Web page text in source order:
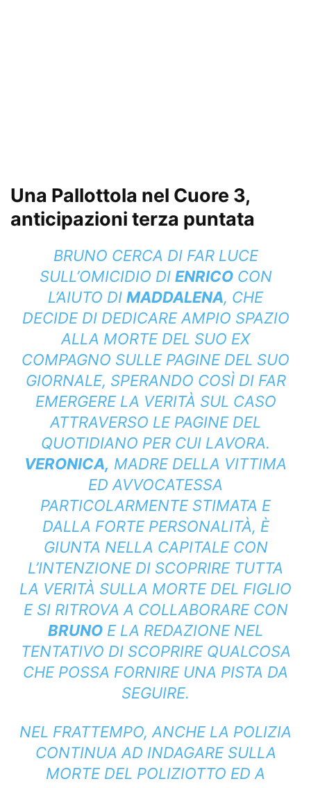
Una Pallottola nel Cuore 3,
anticipazioni terza puntata
BRUNO CERCA DI FAR LUCE
SULL’OMICIDIO DI ENRICOCON
L’AIUTO DI MADDALENA, CHE
DECIDE DI DEDICARE AMPIO SPAZIO
ALLA MORTE DEL SUO EX
COMPAGNO SULLE PAGINE DEL SUO
GIORNALE, SPERANDO COSÌ DI FAR
EMERGERE LA VERITÀ SUL CASO
ATTRAVERSO LE PAGINE DEL
QUOTIDIANO PER CUI LAVORA.
VERONICA, MADRE DELLA VITTIMA
ED AVVOCATESSA
PARTICOLARMENTE STIMATA E
DALLA FORTE PERSONALITÀ, È
GIUNTA NELLA CAPITALE CON
L’INTENZIONE DI SCOPRIRE TUTTA
LA VERITÀ SULLA MORTE DEL FIGLIO
E SI RITROVA A COLLABORARE CON
BRUNO E LA REDAZIONE NEL
TENTATIVO DI SCOPRIRE QUALCOSA
CHE POSSA FORNIRE UNA PISTA DA
SEGUIRE.
NEL FRATTEMPO, ANCHE LA POLIZIA
CONTINUA AD INDAGARE SULLA
MORTE DEL POLIZIOTTO ED A